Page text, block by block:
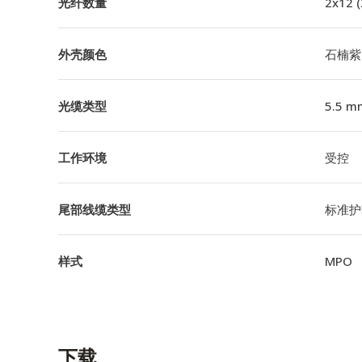
外壳颜色 石楠紫
光缆类型 5.5
工作环境 受控
尾部线缆类型 标准
样式 MPO